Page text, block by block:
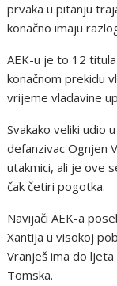
prvaka u pitanju
konačno imaju
AEK-u je to 12
konačnom prekidu
vrijeme vladavine
Svakako veliki udio
defanzivac Ognjen
utakmici, ali je ove
čak četiri pogotka.
Navijači AEK-a
Xantija u visokoj
Vranješ ima do
Tomska.